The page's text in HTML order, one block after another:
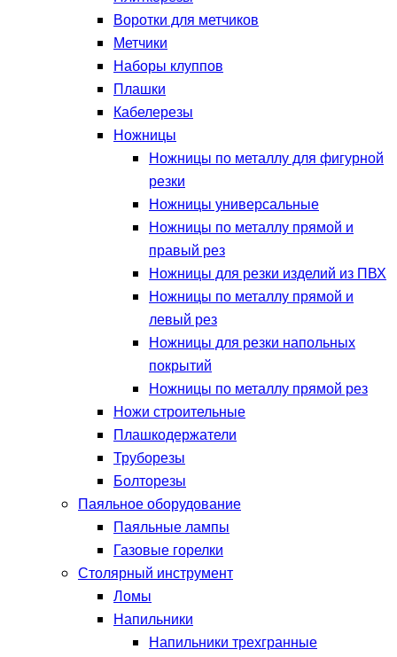
Воротки для метчиков
Метчики
Наборы клуппов
Плашки
Кабелерезы
Ножницы
Ножницы по металлу для фигурной
резки
Ножницы универсальные
Ножницы по металлу прямой и
правый рез
Ножницы для резки изделий из ПВХ
Ножницы по металлу прямой и
левый рез
Ножницы для резки напольных
покрытий
Ножницы по металлу прямой рез
Ножи строительные
Плашкодержатели
Труборезы
Болторезы
Паяльное оборудование
Паяльные лампы
Газовые горелки
Столярный инструмент
Ломы
Напильники
Напильники трехгранные